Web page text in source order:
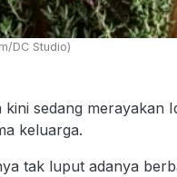
DC Studio)
sedang merayakan
keluarga.
tak luput adanya